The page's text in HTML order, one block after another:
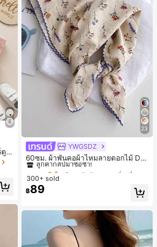
ตูน
ง
23
YWGSDZ
60ซม. ผ้าพันคอผ้าไหมลายดอกไม้ Dit
sy สีเบจ, เครื่องประดับใหม่สำหรับผู้หญิ
งฤดูใบไม้ผลิ/ฤดูใบไม้ร่วง, ผ้าพันคอผืน
บางอเนกประสงค์หรูหรา
#1 ขายดี
ลูกค้ากลับมาซื้อซ้ำ!
#1 ขายดี
ลูกค้ากลับมาซื้อซ้ำ!
#1 ขายดี
ลูกค้ากลับมาซื้อซ้ำ!
#1 ขายดี
ใน สีเบจ ผ้าพันคอทรงสี่เหลี่ยมและผ้าพันคอสำหรับผู้
300+ sold
฿89